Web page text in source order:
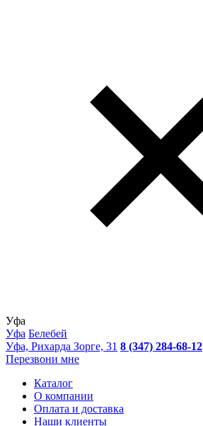
Уфа
Уфа Белебей
Уфа, Рихарда Зорге, 31 8 (347) 284-68-12
Перезвони мне
Каталог
О компании
Оплата и доставка
Наши клиенты